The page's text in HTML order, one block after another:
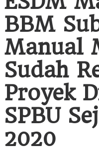
BBM
Manual
Sudah
Proyek
SPBU
2020